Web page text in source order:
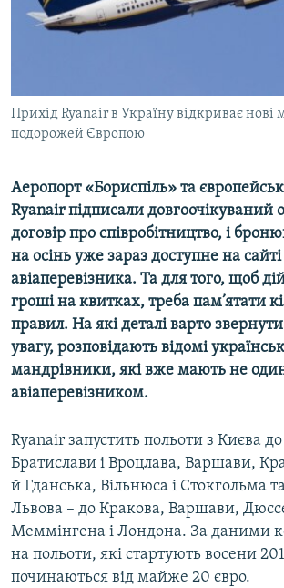
ВІДЕОУРОКИ «ELIFBE»
ІНФОГРАФІКА
Русский
ДОЛУЧАЙСЯ!
Усі сайти RFE/RL
Прихід Ryanair в Україну відкриває нові
подорожей Європою
Аеропорт «Бориспіль» та
Ryanair підписали довгоочікуваний
договір про співробітництво, і
на осінь уже зараз доступне на сайті
авіаперевізника. Та для того, щоб
гроші на квитках, треба пам’ятати
правил. На які деталі варто
увагу, розповідають відомі
мандрівники, які вже мають не один
авіаперевізником.
Ryanair запустить польоти з Києва
Братислави і Вроцлава, Варшави,
й Гданська, Вільнюса і Стокгольма
Львова – до Кракова, Варшави,
Меммінгена і Лондона. За даними
на польоти, які стартують восени
починаються від майже 20 євро.